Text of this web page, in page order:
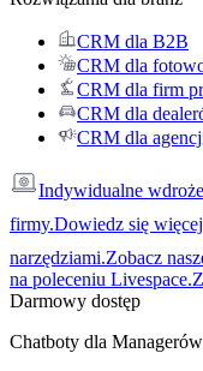
CRM dla B2B
CRM dla
CRM dla firm
CRM dla
CRM dla
Indywidualne
firmy.Dowiedz się więcej
narzędziami.Zobacz
na poleceniu Livespace.
Darmowy dostęp
Chatboty dla